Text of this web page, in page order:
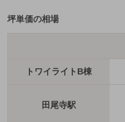
坪単価の相場
トワイライトB棟
田尾寺駅